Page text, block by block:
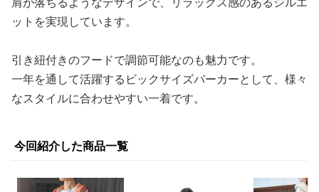
ットを実現しています。
引き紐付きのフードで調節可能なのも魅力です。
一年を通して活躍するビックサイズパーカーとして、様々
なスタイルに合わせやすい一着です。
今回紹介した商品一覧